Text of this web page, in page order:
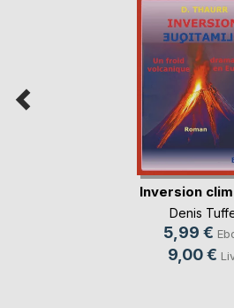
Inversion
Denis
5,99 €
9,00 €